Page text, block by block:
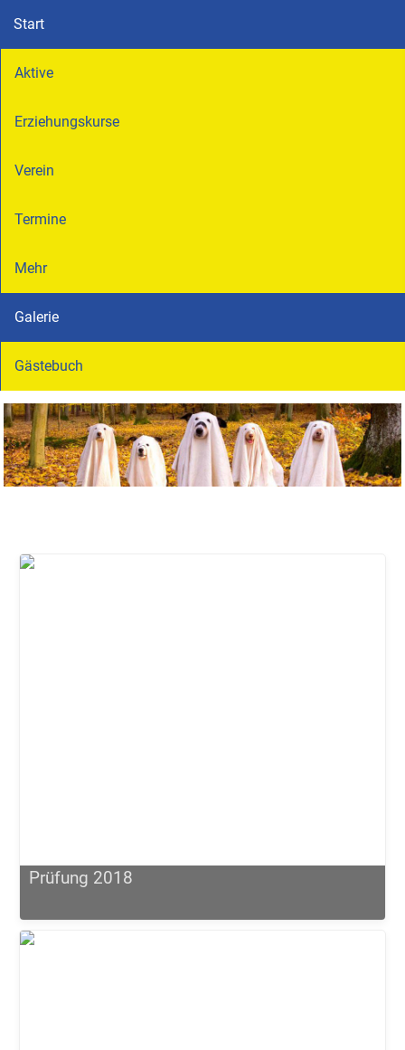
Start
Aktive
Erziehungskurse
Verein
Termine
Mehr
Galerie
Gästebuch
Prüfung 2018